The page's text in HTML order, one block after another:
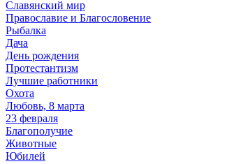
Славянский мир
Православие и Благословение
Рыбалка
Дача
День рождения
Протестантизм
Лучшие работники
Охота
Любовь, 8 марта
23 февраля
Благополучие
Животные
Юбилей